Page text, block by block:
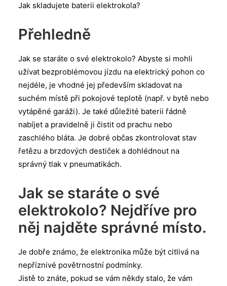
Jak skladujete baterii elektrokola?
Přehledně
Jak se staráte o své elektrokolo? Abyste si mohli
užívat bezproblémovou jízdu na elektrický pohon co
nejdéle, je vhodné jej především skladovat na
suchém místě při pokojové teplotě (např. v bytě nebo
vytápěné garáži). Je také důležité baterii řádně
nabíjet a pravidelně ji čistit od prachu nebo
zaschlého bláta. Je dobré občas zkontrolovat stav
řetězu a brzdových destiček a dohlédnout na
správný tlak v pneumatikách.
Jak se staráte o své
elektrokolo? Nejdříve pro
něj najděte správné místo.
Je dobře známo, že elektronika může být citlivá na
nepříznivé povětrnostní podmínky.
Jistě to znáte, pokud se vám někdy stalo, že vám